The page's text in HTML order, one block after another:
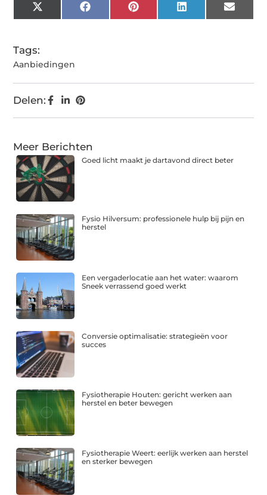
X
(Twitter)
FacebookPinterestLinkedIn Email
Tags:
Aanbiedingen
Delen:
Meer Berichten
Goed licht maakt je dartavond direct beter
Fysio Hilversum: professionele hulp bij pijn en
herstel
Een vergaderlocatie aan het water: waarom
Sneek verrassend goed werkt
Conversie optimalisatie: strategieën voor
succes
Fysiotherapie Houten: gericht werken aan
herstel en beter bewegen
Fysiotherapie Weert: eerlijk werken aan herstel
en sterker bewegen